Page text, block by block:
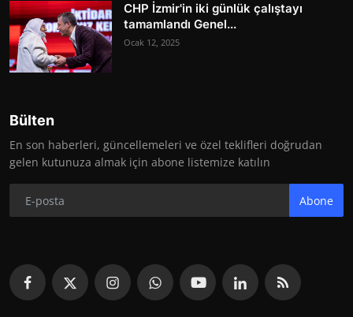
CHP İzmir'in iki günlük çalıştayı
tamamlandı Genel...
Ocak 12, 2025
Bülten
En son haberleri, güncellemeleri ve özel teklifleri doğrudan
gelen kutunuza almak için abone listemize katılın
Abone